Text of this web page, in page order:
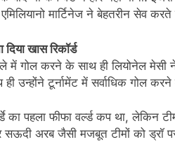
मार्टिनेज ने बेहतरीन सेव
खास रिकॉर्ड
में गोल करने के साथ ही लियोनेल मेसी
उन्होंने टूर्नामेंट में सर्वाधिक गोल
का पहला फीफा वर्ल्ड कप था, लेकिन
अरब जैसी मजबूत टीमों को ड्रॉ